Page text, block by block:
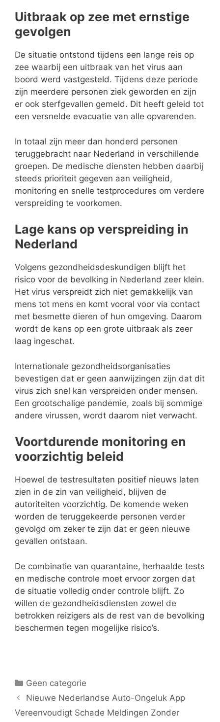
Uitbraak op zee met ernstige
gevolgen
De situatie ontstond tijdens een lange reis op
zee waarbij een uitbraak van het virus aan
boord werd vastgesteld. Tijdens deze periode
zijn meerdere personen ziek geworden en zijn
er ook sterfgevallen gemeld. Dit heeft geleid tot
een versnelde evacuatie van alle opvarenden.
In totaal zijn meer dan honderd personen
teruggebracht naar Nederland in verschillende
groepen. De medische diensten hebben daarbij
steeds prioriteit gegeven aan veiligheid,
monitoring en snelle testprocedures om verdere
verspreiding te voorkomen.
Lage kans op verspreiding in
Nederland
Volgens gezondheidsdeskundigen blijft het
risico voor de bevolking in Nederland zeer klein.
Het virus verspreidt zich niet gemakkelijk van
mens tot mens en komt vooral voor via contact
met besmette dieren of hun omgeving. Daarom
wordt de kans op een grote uitbraak als zeer
laag ingeschat.
Internationale gezondheidsorganisaties
bevestigen dat er geen aanwijzingen zijn dat dit
virus zich snel kan verspreiden onder mensen.
Een grootschalige pandemie, zoals bij sommige
andere virussen, wordt daarom niet verwacht.
Voortdurende monitoring en
voorzichtig beleid
Hoewel de testresultaten positief nieuws laten
zien in de zin van veiligheid, blijven de
autoriteiten voorzichtig. De komende weken
worden de teruggekeerde personen verder
gevolgd om zeker te zijn dat er geen nieuwe
gevallen ontstaan.
De combinatie van quarantaine, herhaalde tests
en medische controle moet ervoor zorgen dat
de situatie volledig onder controle blijft. Zo
willen de gezondheidsdiensten zowel de
betrokken reizigers als de rest van de bevolking
beschermen tegen mogelijke risico’s.
Categorieën
Geen categorie
Nieuwe Nederlandse Auto-Ongeluk App
Vereenvoudigt Schade Meldingen Zonder